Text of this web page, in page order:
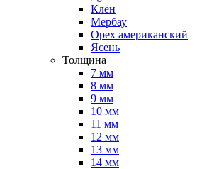
Клён
Мербау
Орех американский
Ясень
Толщина
7 мм
8 мм
9 мм
10 мм
11 мм
12 мм
13 мм
14 мм